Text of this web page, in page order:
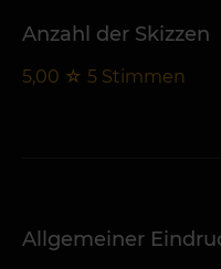
Anzahl der Skizzen
5,00 ☆ 5 Stimmen
Allgemeiner